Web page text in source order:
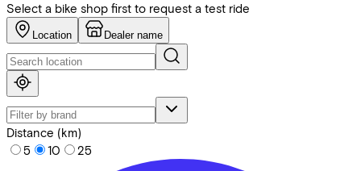
Select a bike shop first to request a test ride
Location Dealer name
Distance (km)
5
10 25